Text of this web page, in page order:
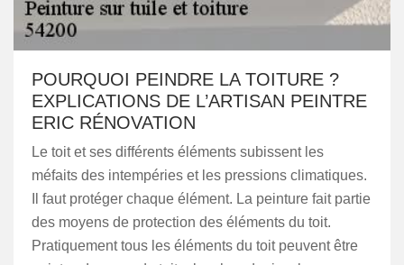
POURQUOI PEINDRE LA TOITURE ?
EXPLICATIONS DE L’ARTISAN PEINTRE
ERIC RÉNOVATION
Le toit et ses différents éléments subissent les
méfaits des intempéries et les pressions climatiques.
Il faut protéger chaque élément. La peinture fait partie
des moyens de protection des éléments du toit.
Pratiquement tous les éléments du toit peuvent être